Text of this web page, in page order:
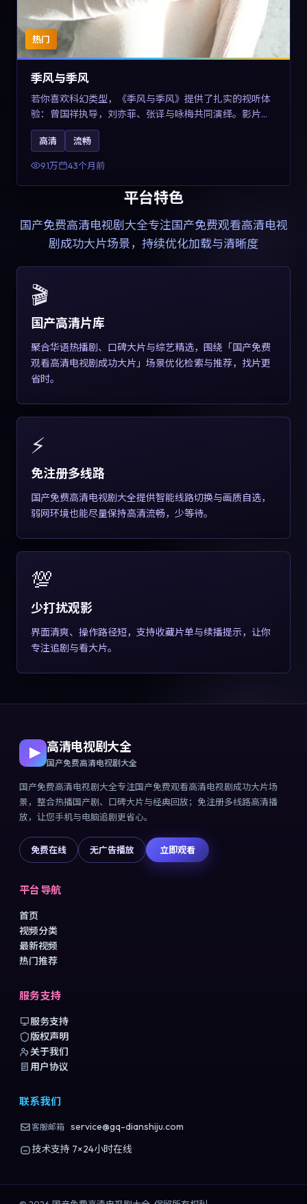
热门
季风与季风
若你喜欢科幻类型，《季风与季风》提供了扎实的视听体
验：曾国祥执导，刘亦菲、张译与咏梅共同演绎。影片
2023年于西班牙上映，内容在有限空间内完成高密度的戏
剧冲突，关键词包含高清流畅、人物关系与情节反转，适
合检索「2023科幻」「西班牙电影」的用户。
高清 流畅
9.1万 43个月前
平台特色
国产免费高清电视剧大全专注国产免费观看高清电视
剧成功大片场景，持续优化加载与清晰度
🎬
国产高清片库
聚合华语热播剧、口碑大片与综艺精选，围绕「国产免费
观看高清电视剧成功大片」场景优化检索与推荐，找片更
省时。
⚡
免注册多线路
国产免费高清电视剧大全提供智能线路切换与画质自选，
弱网环境也能尽量保持高清流畅，少等待。
💯
少打扰观影
界面清爽、操作路径短，支持收藏片单与续播提示，让你
专注追剧与看大片。
高清电视剧大全
国产免费高清电视剧大全
国产免费高清电视剧大全专注国产免费观看高清电视剧成功大片场
景，整合热播国产剧、口碑大片与经典回放；免注册多线路高清播
放，让您手机与电脑追剧更省心。
免费在线 无广告播放 立即观看
平台导航
首页
视频分类
最新视频
热门推荐
服务支持
服务支持
版权声明
关于我们
用户协议
联系我们
客服邮箱 service@gq-dianshiju.com
技术支持 7×24小时在线